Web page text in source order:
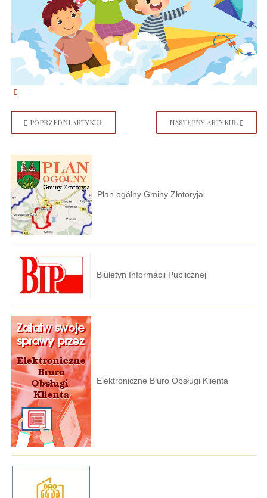
POPRZEDNI ARTYKUŁ NASTĘPNY ARTYKUŁ
Plan ogólny Gminy Złotoryja
Biuletyn Informacji Publicznej
Elektroniczne Biuro Obsługi Klienta